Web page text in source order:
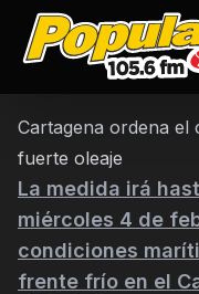
Inicio
Las
Cartagena ordena el
fuerte oleaje
La medida irá
miércoles 4 de
condiciones
frente frío en el